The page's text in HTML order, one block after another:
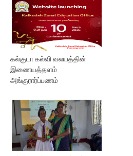
கல்குடா கல்வி வலயத்தின்
இணையத்தளம்
அங்குரார்ப்பணம்